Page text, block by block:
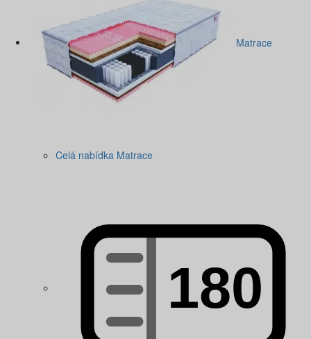
Matrace
Celá nabídka Matrace